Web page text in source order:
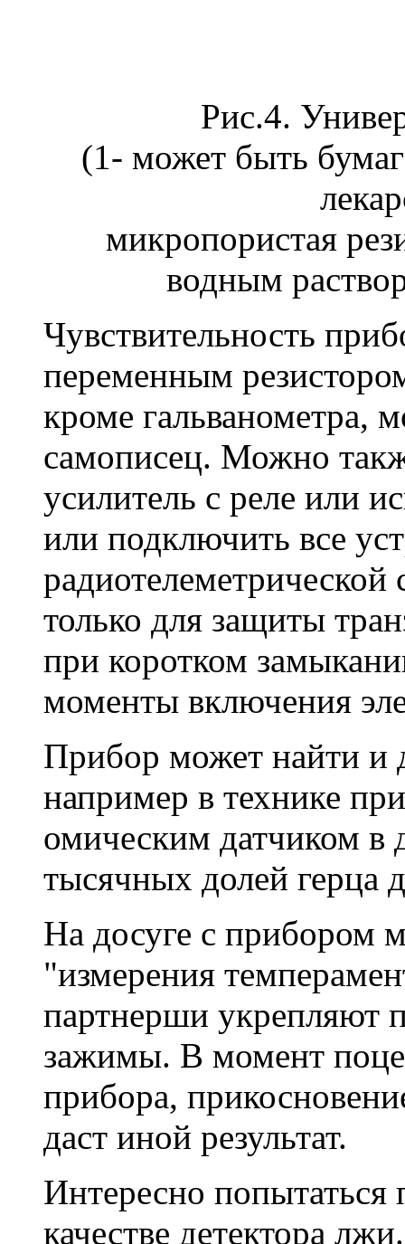
Рис.4.
(1- может быть
микропористая
водным
Чувствительность
переменным
кроме гальванометра,
самописец. Можно
усилитель с реле или
или подключить все
только для защиты
при коротком
моменты включения
Прибор может найти и
например в технике
омическим датчиком в
тысячных долей герца
На досуге с прибором
"измерения
партнерши укрепляют
зажимы. В момент
прибора,
даст иной результат.
Интересно попытаться
качестве детектора